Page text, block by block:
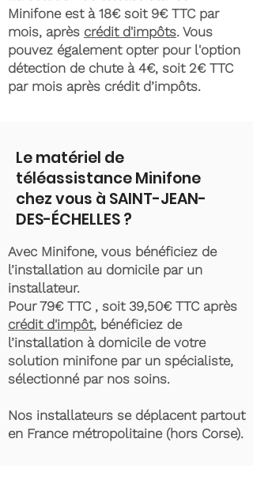
Minifone est à 18€ soit 9€ TTC par
mois, après crédit d'impôts. Vous
pouvez également opter pour l'option
détection de chute à 4€, soit 2€ TTC
par mois après crédit d’impôts.
Le matériel de
téléassistance Minifone
chez vous à SAINT-JEAN-
DES-ÉCHELLES ?
Avec Minifone, vous bénéficiez de
l’installation au domicile par un
installateur.
Pour 79€ TTC , soit 39,50€ TTC après
crédit d'impôt, bénéficiez de
l’installation à domicile de votre
solution minifone par un spécialiste,
sélectionné par nos soins.
Nos installateurs se déplacent partout
en France métropolitaine (hors Corse).